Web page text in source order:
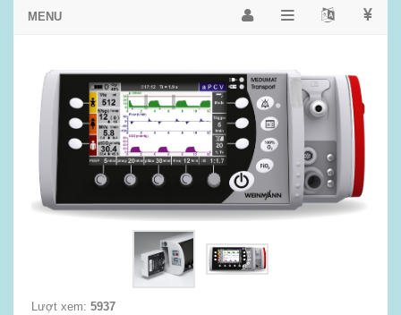
Lượt xem: 5937